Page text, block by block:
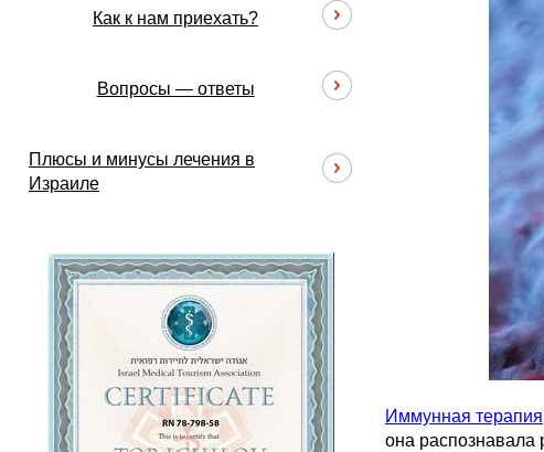
Как к нам приехать?
Вопросы — ответы
Плюсы и минусы лечения в
Израиле
Иммунная терапия
она распознавала